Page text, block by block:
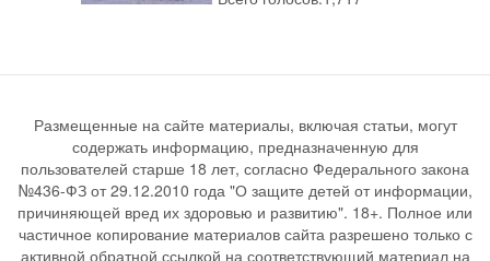
Размещенные на сайте материалы, включая статьи, могут
содержать информацию, предназначенную для
пользователей старше 18 лет, согласно Федерального закона
№436-ФЗ от 29.12.2010 года "О защите детей от информации,
причиняющей вред их здоровью и развитию". 18+. Полное или
частичное копирование материалов сайта разрешено только с
активной обратной ссылкой на соответствующий материал на